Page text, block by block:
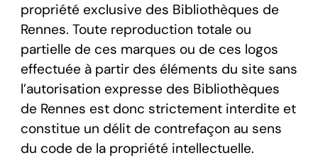
propriété exclusive des Bibliothèques de
Rennes. Toute reproduction totale ou
partielle de ces marques ou de ces logos
effectuée à partir des éléments du site sans
l’autorisation expresse des Bibliothèques
de Rennes est donc strictement interdite et
constitue un délit de contrefaçon au sens
du code de la propriété intellectuelle.